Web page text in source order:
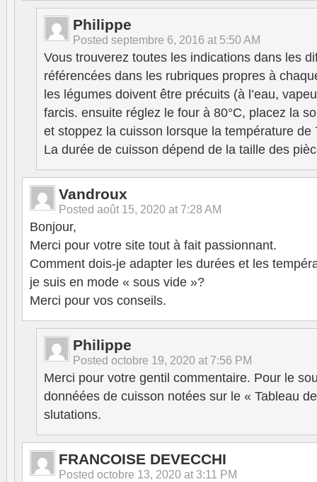
Philippe
Posted septembre 6, 2016 at 5:50 AM
Vous trouverez toutes les indications dans les
référencées dans les rubriques propres à
les légumes doivent être précuits (à l’eau,
farcis. ensuite réglez le four à 80°C, placez la
et stoppez la cuisson lorsque la température de
La durée de cuisson dépend de la taille des
Vandroux
Posted août 15, 2020 at 7:28 AM
Bonjour,
Merci pour votre site tout à fait passionnant.
Comment dois-je adapter les durées et les
je suis en mode « sous vide »?
Merci pour vos conseils.
Philippe
Posted octobre 19, 2020 at 7:56 PM
Merci pour votre gentil commentaire. Pour le
donnéées de cuisson notées sur le « Tableau
slutations.
FRANCOISE DEVECCHI
Posted octobre 13, 2020 at 3:11 PM